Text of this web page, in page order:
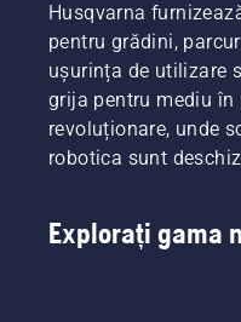
Husqvarna
pentru grădini,
ușurința de utilizare
grija pentru mediu în
revoluționare, unde
robotica sunt
Explorați gama